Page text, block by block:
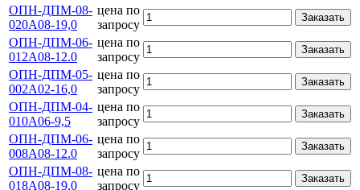
ОПН-ДПМ-08-
020А08-19,0
цена по
запросу
Заказать
ОПН-ДПМ-06-
012А08-12.0
цена по
запросу
Заказать
ОПН-ДПМ-05-
002А02-16,0
цена по
запросу
Заказать
ОПН-ДПМ-04-
010А06-9,5
цена по
запросу
Заказать
ОПН-ДПМ-06-
008А08-12.0
цена по
запросу
Заказать
ОПН-ДПМ-08-
018А08-19,0
цена по
запросу
Заказать